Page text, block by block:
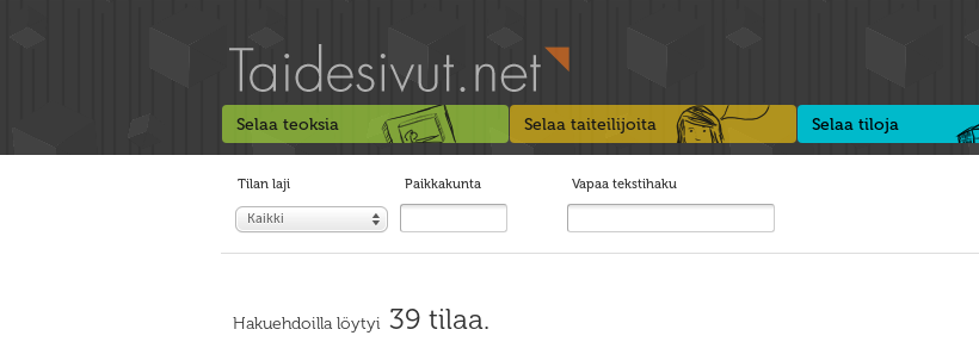
Selaa teoksia Selaa taiteilijoita Selaa tiloja
Tilan laji
Kaikki
Paikkakunta
Vapaa tekstihaku
Hakuehdoilla löytyi 39 tilaa.